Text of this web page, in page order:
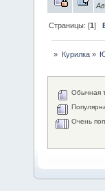
Страницы: [1]
» Курилка»
Обычная
Очень